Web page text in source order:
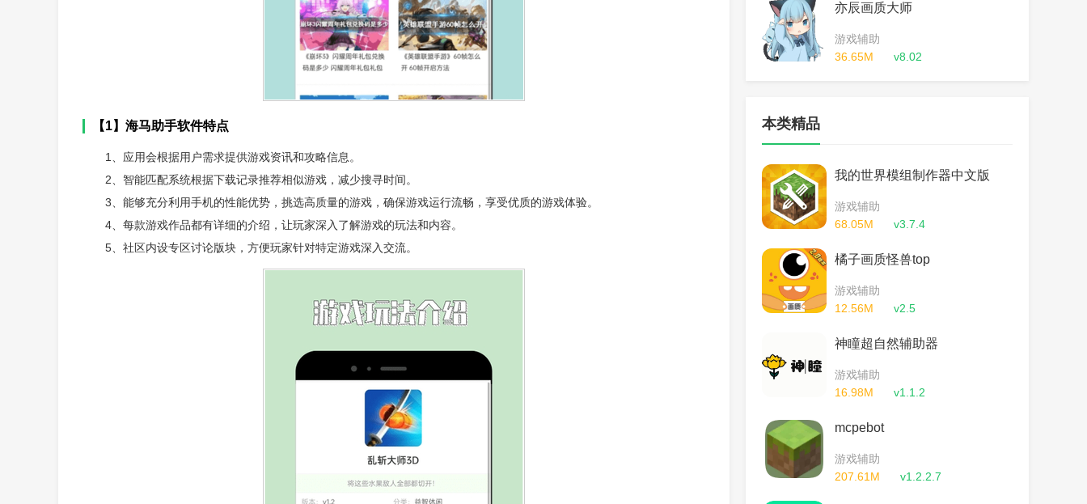
【1】海马助手软件特点
1、应用会根据用户需求提供游戏资讯和攻略信息。
2、智能匹配系统根据下载记录推荐相似游戏，减少搜寻时间。
3、能够充分利用手机的性能优势，挑选高质量的游戏，确保游戏运行流畅，享受优质的游戏体验。
4、每款游戏作品都有详细的介绍，让玩家深入了解游戏的玩法和内容。
5、社区内设专区讨论版块，方便玩家针对特定游戏深入交流。
亦辰画质大师
游戏辅助
36.65M
v8.02
本类精品
我的世界模组制作器中文版
游戏辅助
68.05M
v3.7.4
橘子画质怪兽top
游戏辅助
12.56M
v2.5
神瞳超自然辅助器
游戏辅助
16.98M
v1.1.2
mcpebot
游戏辅助
207.61M
v1.2.2.7